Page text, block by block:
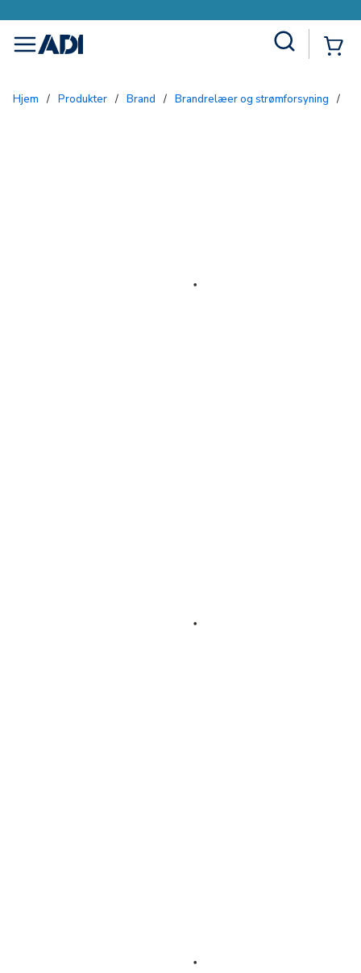
menu
Hjem / Produkter / Brand / Brandrelæer og strømforsyning /